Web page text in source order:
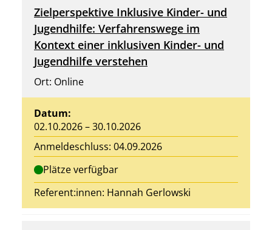
Zielperspektive Inklusive Kinder- und
Jugendhilfe: Verfahrenswege im
Kontext einer inklusiven Kinder- und
Jugendhilfe verstehen
Ort: Online
Datum:
02.10.2026 – 30.10.2026
Anmeldeschluss: 04.09.2026
Plätze verfügbar
Referent:innen: Hannah Gerlowski